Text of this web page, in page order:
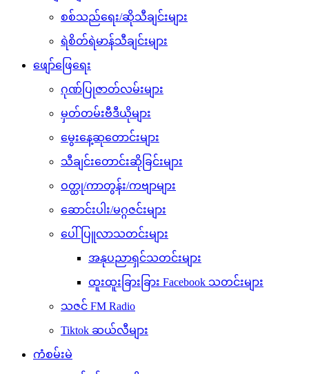
စစ်သည်ရေး/ဆိုသီချင်းများ
ရဲစိတ်ရဲမာန်သီချင်းများ
ဖျော်ဖြေရေး
ဂုဏ်ပြုဇာတ်လမ်းများ
မှတ်တမ်းဗီဒီယိုများ
မွေးနေ့ဆုတောင်းများ
သီချင်းတောင်းဆိုခြင်းများ
ဝတ္ထု/ကာတွန်း/ကဗျာများ
ဆောင်းပါး/မဂ္ဂဇင်းများ
ပေါ်ပြူလာသတင်းများ
အနုပညာရှင်သတင်းများ
ထူးထူးခြားခြား Facebook သတင်းများ
သဇင် FM Radio
Tiktok ဆယ်လီများ
ကံစမ်းမဲ